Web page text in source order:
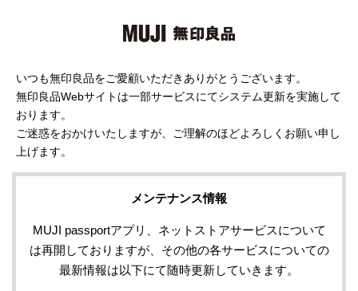
いつも無印良品をご愛顧いただきありがとうございます。
無印良品Webサイトは一部サービスにてシステム更新を実施して
おります。
ご迷惑をおかけいたしますが、ご理解のほどよろしくお願い申し
上げます。
メンテナンス情報
MUJI passportアプリ、ネットストアサービスについて
は再開しておりますが、その他の各サービスについての
最新情報は以下にて随時更新していきます。